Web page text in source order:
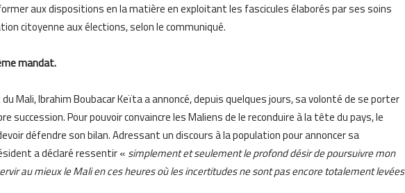
aux dispositions en la matière en exploitant les fascicules élaborés par ses soins
citoyenne aux élections, selon le communiqué.
mandat.
Mali, Ibrahim Boubacar Keïta a annoncé, depuis quelques jours, sa volonté de se porter
succession. Pour pouvoir convaincre les Maliens de le reconduire à la tête du pays, le
défendre son bilan. Adressant un discours à la population pour annoncer sa
a déclaré ressentir « simplement et seulement le profond désir de poursuivre mon
au mieux le Mali en ces heures où les incertitudes ne sont pas encore totalement levées